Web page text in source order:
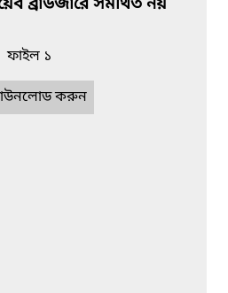
ব্রাউজারে সমর্থিত নয়
ফাইল ১
করুন